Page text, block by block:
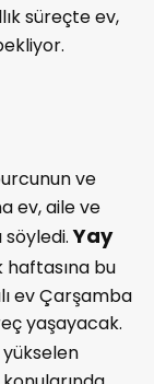
süreçte ev,
ve
ev, aile ve
söyledi. Yay
haftasına bu
ev Çarşamba
yaşayacak.